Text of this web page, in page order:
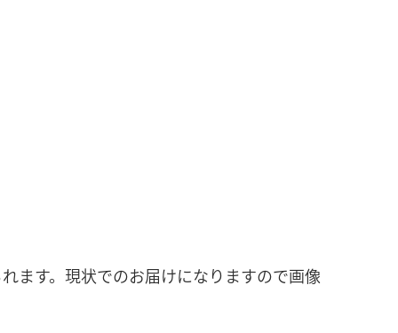
ます。現状でのお届けになりますので画像